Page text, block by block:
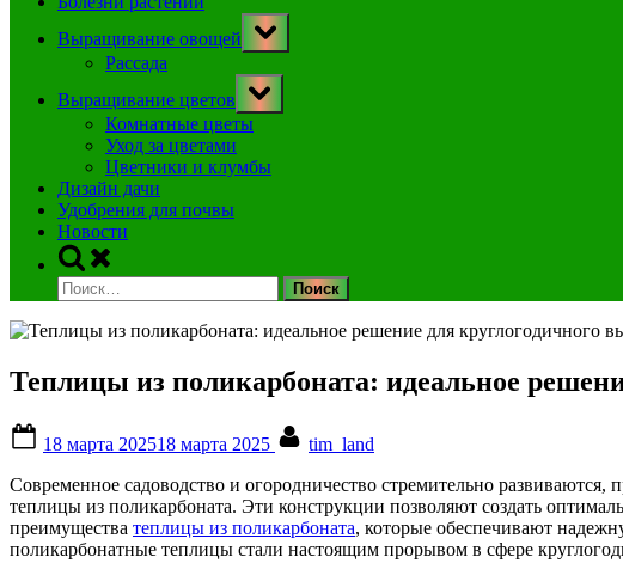
Выращивание овощей
Toggle
sub-
Рассада
Выращивание цветов
Toggle
sub-
menu
Комнатные цветы
Уход за цветами
Цветники и клумбы
Дизайн дачи
Удобрения для почвы
Новости
Toggle
search
form
Найти:
Теплицы из поликарбоната: идеальное
on
18 марта 202518 марта 2025
tim_land
Современное садоводство и огородничество стремительно
теплицы из поликарбоната. Эти конструкции позволяют создать
преимущества теплицы из поликарбоната, которые обеспечивают
поликарбонатные теплицы стали настоящим прорывом в сфере